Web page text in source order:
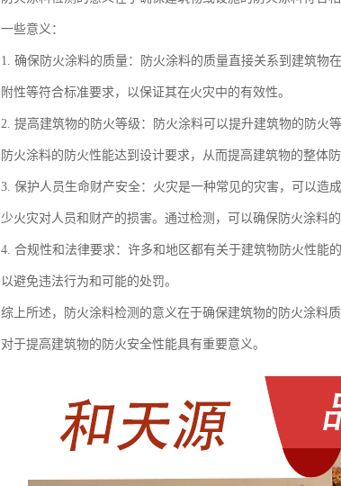
一些意义：
1. 确保防火涂料的质量：防火涂料的质量直接关系到建筑物
附性等符合标准要求，以保证其在火灾中的有效性。
2. 提高建筑物的防火等级：防火涂料可以提升建筑物的防火
防火涂料的防火性能达到设计要求，从而提高建筑物的整体防
3. 保护人员生命财产安全：火灾是一种常见的灾害，可以造
少火灾对人员和财产的损害。通过检测，可以确保防火涂料
4. 合规性和法律要求：许多和地区都有关于建筑物防火性能
以避免违法行为和可能的处罚。
综上所述，防火涂料检测的意义在于确保建筑物的防火涂料
对于提高建筑物的防火安全性能具有重要意义。